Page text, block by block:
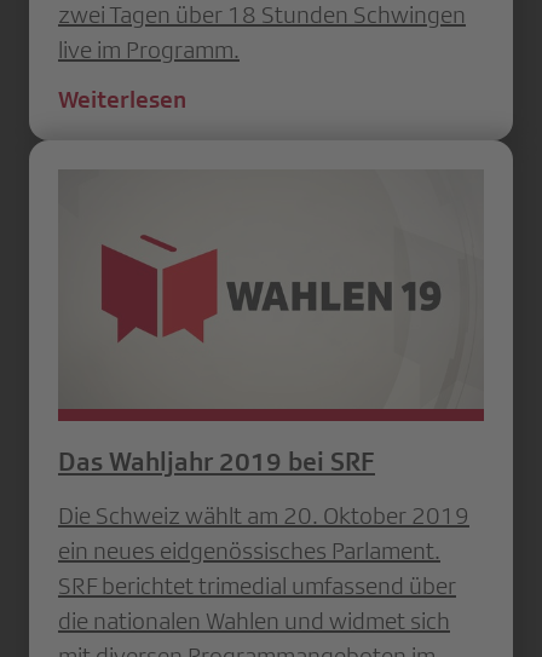
zwei Tagen über 18 Stunden Schwingen
live im Programm.
Weiterlesen
Das Wahljahr 2019 bei SRF
Die Schweiz wählt am 20. Oktober 2019
ein neues eidgenössisches Parlament.
SRF berichtet trimedial umfassend über
die nationalen Wahlen und widmet sich